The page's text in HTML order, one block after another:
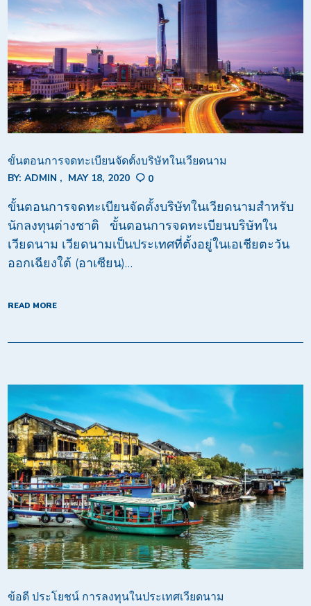
ขั้นตอนการจดทะเบียนจัดตั้งบริษัทในเวียดนาม
BY:ADMIN MAY 18, 2020 0
ขั้นตอนการจดทะเบียนจัดตั้งบริษัทในเวียดนามสำหรับ
นักลงทุนต่างชาติ ขั้นตอนการจดทะเบียนบริษัทใน
เวียดนาม เวียดนามเป็นประเทศที่ตั้งอยู่ในเอเชียตะวัน
ออกเฉียงใต้ (อาเซียน)…
READ MORE
ข้อดี ประโยชน์ การลงทุนในประเทศเวียดนาม